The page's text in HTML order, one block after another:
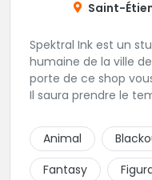
Saint-
Spektral Ink est un
humaine de la ville
porte de ce shop
Il saura prendre le
un message ou à
Animal
Fantasy